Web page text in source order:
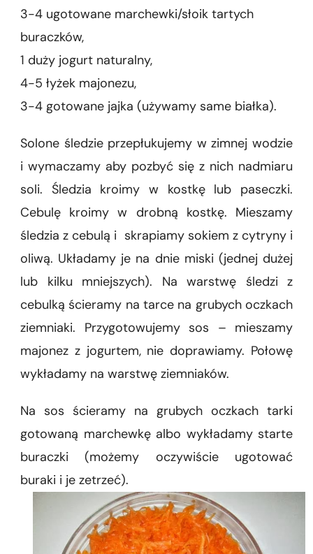
3-4 ugotowane marchewki/słoik tartych
buraczków,
1 duży jogurt naturalny,
4-5 łyżek majonezu,
3-4 gotowane jajka (używamy same białka).
Solone śledzie przepłukujemy w zimnej wodzie
i wymaczamy aby pozbyć się z nich nadmiaru
soli. Śledzia kroimy w kostkę lub paseczki.
Cebulę kroimy w drobną kostkę. Mieszamy
śledzia z cebulą i skrapiamy sokiem z cytryny i
oliwą. Układamy je na dnie miski (jednej dużej
lub kilku mniejszych). Na warstwę śledzi z
cebulką ścieramy na tarce na grubych oczkach
ziemniaki. Przygotowujemy sos – mieszamy
majonez z jogurtem, nie doprawiamy. Połowę
wykładamy na warstwę ziemniaków.
Na sos ścieramy na grubych oczkach tarki
gotowaną marchewkę albo wykładamy starte
buraczki (możemy oczywiście ugotować
buraki i je zetrzeć).